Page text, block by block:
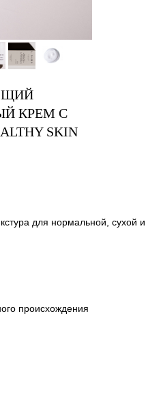
КРЕМ С
SKIN
для нормальной, сухой и
происхождения